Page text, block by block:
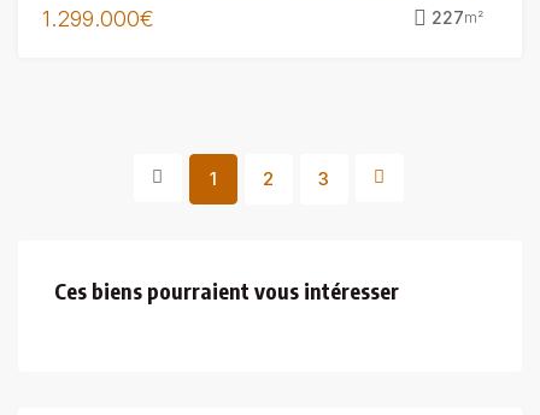
1.299.000€ 227m²
1 2 3
Ces biens pourraient vous intéresser